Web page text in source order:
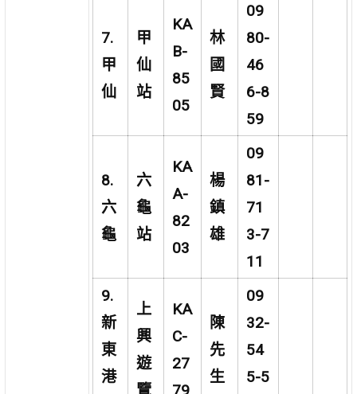
7.
甲
仙
甲
仙
站
KA
B-
85
05
林
國
賢
09
80-
46
6-8
59
8.
六
龜
六
龜
站
KA
A-
82
03
楊
鎮
雄
09
81-
71
3-7
11
9.
新
東
港
上
興
遊
KA
C-
27
陳
先
生
09
32-
54
5-5